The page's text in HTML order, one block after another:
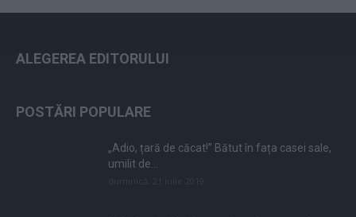
ALEGEREA EDITORULUI
POSTĂRI POPULARE
„Adio, țară de căcat!” Bătut în fața casei sale,
umilit de...